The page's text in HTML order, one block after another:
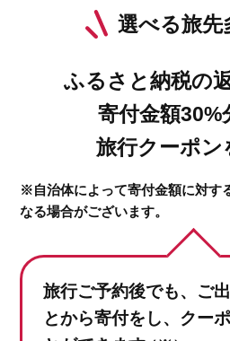
選べる旅先
ふるさと納税の
寄付金額30%
旅行クーポン
※自治体によって寄付金額に対す
なる場合がございます。
旅行ご予約後でも、ご
とから寄付をし、クー